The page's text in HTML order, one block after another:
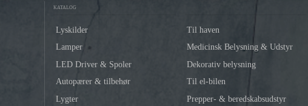
KATALOG
Lyskilder
Lamper
LED Driver & Spoler
Autopærer & tilbehør
Lygter
Til haven
Medicinsk Belysning & Udstyr
Dekorativ belysning
Til el-bilen
Prepper- & beredskabsudstyr